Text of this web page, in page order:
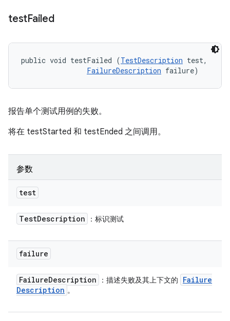
testFailed
public void testFailed (TestDescription test,
FailureDescription failure)
报告单个测试用例的失败。
将在 testStarted 和 testEnded 之间调用。
参数
test
TestDescription ：标识测试
failure
FailureDescription ：描述失败及其上下文的
Failure
Description 。